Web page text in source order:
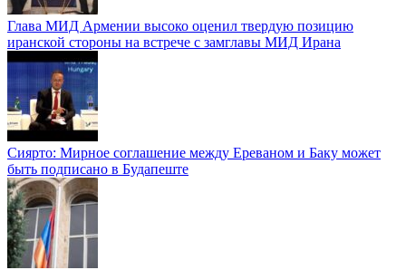
Глава МИД Армении высоко оценил твердую позицию
иранской стороны на встрече с замглавы МИД Ирана
Сиярто: Мирное соглашение между Ереваном и Баку может
быть подписано в Будапеште